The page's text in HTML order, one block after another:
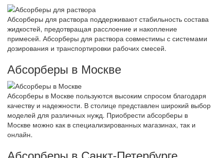
Абсорберы для раствора поддерживают стабильность состава
жидкостей, предотвращая расслоение и накопление
примесей. Абсорберы для раствора совместимы с системами
дозирования и транспортировки рабочих смесей.
Абсорберы в Москве
Абсорберы в Москве пользуются высоким спросом благодаря
качеству и надежности. В столице представлен широкий выбор
моделей для различных нужд. Приобрести абсорберы в
Москве можно как в специализированных магазинах, так и
онлайн.